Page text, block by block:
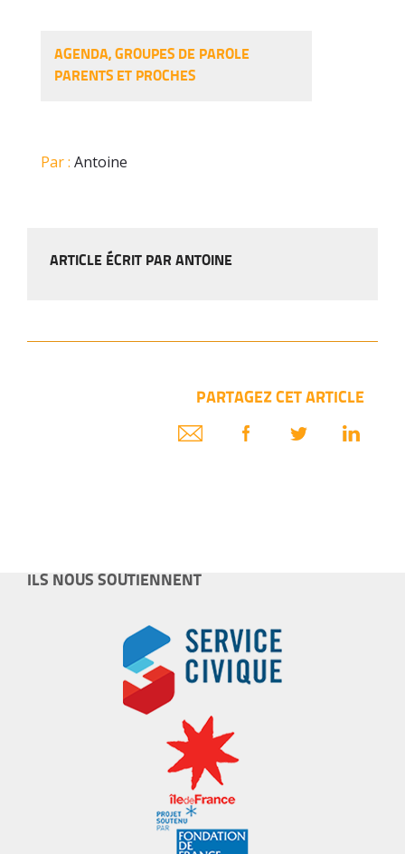
AGENDA, GROUPES DE PAROLE
PARENTS ET PROCHES
Par : Antoine
ARTICLE ÉCRIT PAR ANTOINE
PARTAGEZ CET ARTICLE
ILS NOUS SOUTIENNENT